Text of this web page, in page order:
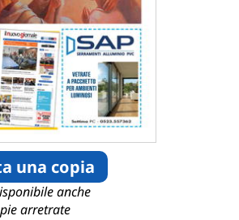
una copia
anche
arretrate